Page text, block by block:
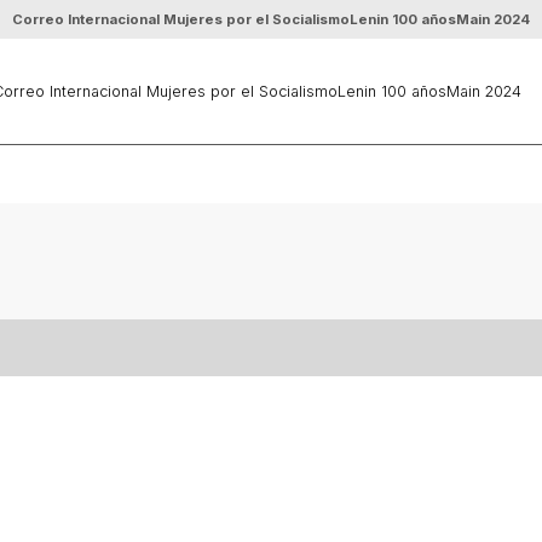
Correo Internacional Mujeres por el SocialismoLenin 100 añosMain 2024
Internacional Mujeres por el SocialismoLenin 100 añosMain 2024